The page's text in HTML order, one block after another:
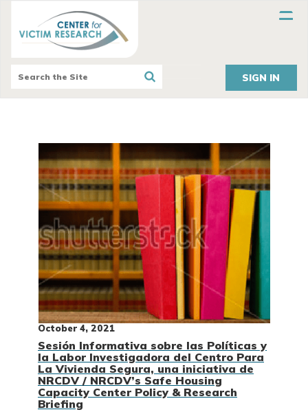
SIGN IN
October 4, 2021
Sesión Informativa sobre las Políticas y
la Labor Investigadora del Centro Para
La Vivienda Segura, una iniciativa de
NRCDV / NRCDV’s Safe Housing
Capacity Center Policy & Research
Briefing